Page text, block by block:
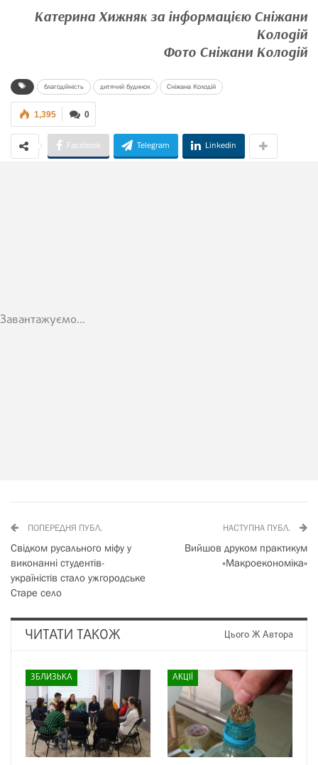
Катерина Хижняк за інформацією Сніжани
Колодій
Фото Сніжани Колодій
благодійність дитячий будинок Сніжана Колодій
0
1,395
Facebook Telegram Linkedin
Завантажуємо...
ПОПЕРЕДНЯ ПУБЛ.
Свідком русального міфу у
виконанні студентів-
україністів стало ужгородське
Старе село
НАСТУПНА ПУБЛ.
Вийшов друком практикум
«Макроекономіка»
ЧИТАТИ ТАКОЖ Цього Ж Автора
ЗБЛИЗЬКА АКЦІЇ